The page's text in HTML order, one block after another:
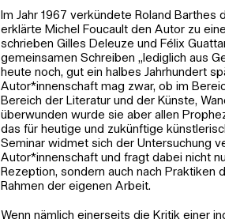
Im Jahr 1967 verkündete Roland Barthes
erklärte Michel Foucault den Autor zu
schrieben Gilles Deleuze und Félix
gemeinsamen Schreiben „lediglich aus
heute noch, gut ein halbes Jahrhundert
Autor*innenschaft mag zwar, ob im
Bereich der Literatur und der Künste,
überwunden wurde sie aber allen
das für heutige und zukünftige
Seminar widmet sich der Untersuchung
Autor*innenschaft und fragt dabei nicht
Rezeption, sondern auch nach Praktiken
Rahmen der eigenen Arbeit.
Wenn nämlich einerseits die Kritik einer